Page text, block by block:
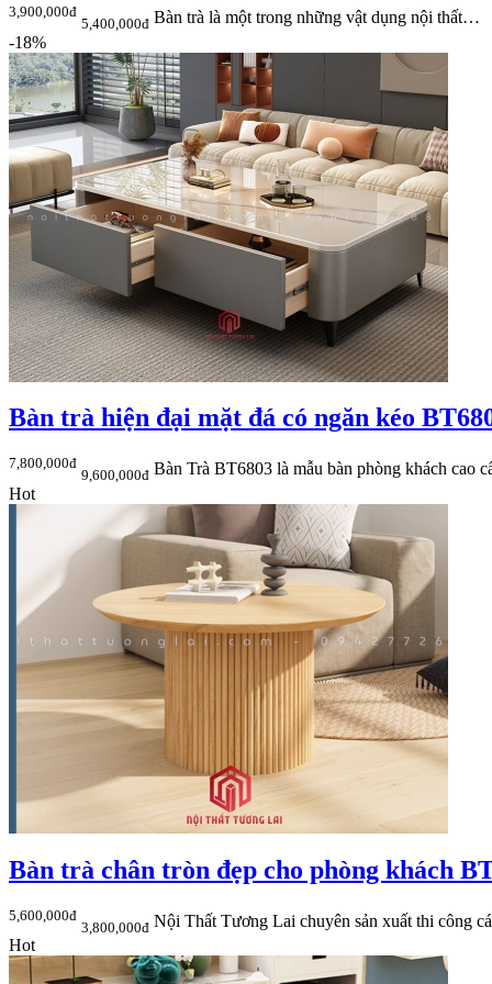
3,900,000đ
5,400,000đ Bàn trà là một trong những vật dụng nội thất…
-18%
Bàn trà hiện đại mặt đá có ngăn kéo
7,800,000đ
9,600,000đ Bàn Trà BT6803 là mẫu bàn phòng khách cao
Hot
Bàn trà chân tròn đẹp cho phòng khách
5,600,000đ
3,800,000đ Nội Thất Tương Lai chuyên sản xuất thi công
Hot